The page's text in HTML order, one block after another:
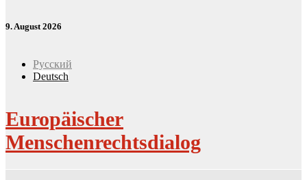
9. August 2026
Русский
Deutsch
Europäischer
Menschenrechtsdialog